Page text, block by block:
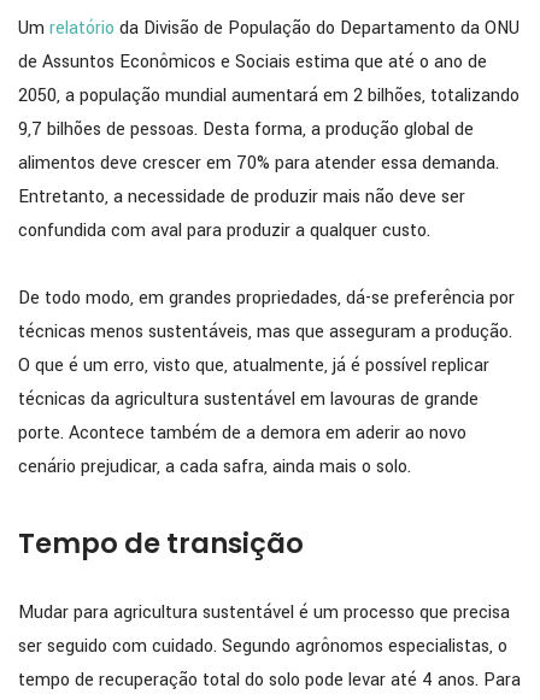
Um relatório da Divisão de População do Departamento da ONU
de Assuntos Econômicos e Sociais estima que até o ano de
2050, a população mundial aumentará em 2 bilhões, totalizando
9,7 bilhões de pessoas. Desta forma, a produção global de
alimentos deve crescer em 70% para atender essa demanda.
Entretanto, a necessidade de produzir mais não deve ser
confundida com aval para produzir a qualquer custo.
De todo modo, em grandes propriedades, dá-se preferência por
técnicas menos sustentáveis, mas que asseguram a produção.
O que é um erro, visto que, atualmente, já é possível replicar
técnicas da agricultura sustentável em lavouras de grande
porte. Acontece também de a demora em aderir ao novo
cenário prejudicar, a cada safra, ainda mais o solo.
Tempo de transição
Mudar para agricultura sustentável é um processo que precisa
ser seguido com cuidado. Segundo agrônomos especialistas, o
tempo de recuperação total do solo pode levar até 4 anos. Para